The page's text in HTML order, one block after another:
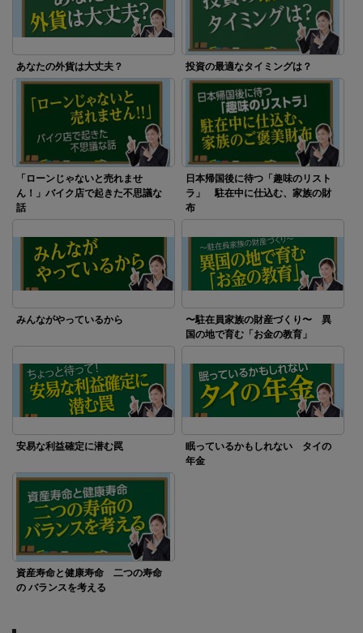
あなたの外貨は大丈夫？ 投資の最適なタイミングは？
「ローンじゃないと売れませ
ん！」バイク店で起きた不思議な
話
日本帰国後に待つ「趣味のリスト
ラ」 駐在中に仕込む、家族の財
布
みんながやっているから
〜駐在員家族の財産づくり〜 異
国の地で育む「お金の教育」
安易な利益確定に潜む罠
眠っているかもしれない タイの
年金
資産寿命と健康寿命 二つの寿命
の バランスを考える